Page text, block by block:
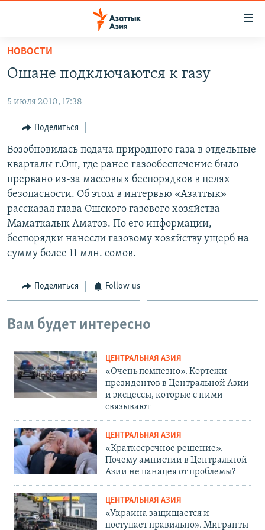
Вернуться
основному
Вернутся
навигации
Вернутся
поиску
КЫРГЫЗСТАН
УЗБЕКИСТАН
ТАДЖИКИСТАН
ВОЙНА В УКРАИНЕ
НА ДРУГИХ ЯЗЫКАХ
ҚАЗАҚША
КЫРГЫЗЧА
ЎЗБЕКЧА
ТОҶИКӢ
ПОДПИШИТЕСЬ НА НАС В СОЦСЕТЯХ
Все сайты РСЕ/РС
НОВОСТИ
Ошане подключаются к газу
5 июля 2010, 17:38
Поделиться
Возобновилась подача природного газа в отдельные
кварталы г.Ош, где ранее газообеспечение было
прервано из-за массовых беспорядков в целях
безопасности. Об этом в интервью «Азаттык»
рассказал глава Ошского газового хозяйства
Маматкалык Аматов. По его информации,
беспорядки нанесли газовому хозяйству ущерб на
сумму более 11 млн. сомов.
Поделиться Follow us
Вам будет интересно
ЦЕНТРАЛЬНАЯ АЗИЯ
«Очень помпезно». Кортежи
президентов в Центральной Азии
и эксцессы, которые с ними
связывают
ЦЕНТРАЛЬНАЯ АЗИЯ
«Краткосрочное решение».
Почему амнистии в Центральной
Азии не панацея от проблемы?
ЦЕНТРАЛЬНАЯ АЗИЯ
«Украина защищается и
поступает правильно». Мигранты